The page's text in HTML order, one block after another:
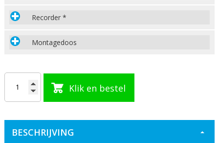
Recorder *
Montagedoos
Klik en bestel
BESCHRIJVING